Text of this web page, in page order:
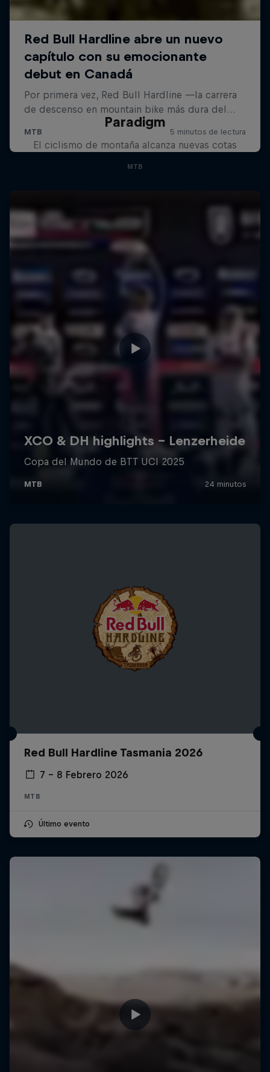
Paradigm
El ciclismo de montaña alcanza nuevas cotas
MTB
Red Bull Hardline Tasmania 2026
7 – 8 Febrero 2026
MTB
Último evento